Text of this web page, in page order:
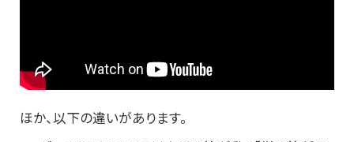
ほか、以下の違いがあります。